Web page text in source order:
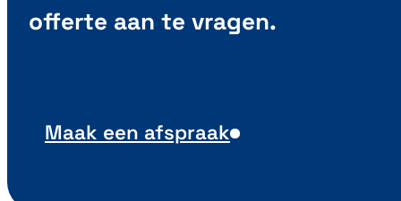
offerte aan te vragen.
Maak een afspraak